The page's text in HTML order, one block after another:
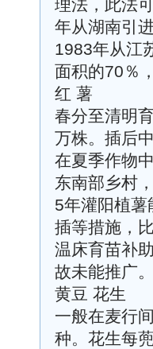
理法，此法
年从湖南引
1983年从江
面积的70％
红 薯
春分至清明
万株。插后
在夏季作物
东南部乡村
5年灌阳植薯
插等措施，
温床育苗补
故未能推广。
黄豆 花生
一般在麦行
种。花生每